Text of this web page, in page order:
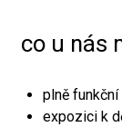
co u nás
plně
expozici k